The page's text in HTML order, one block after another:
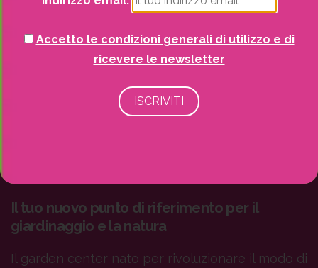
Vasi
Il tuo nuovo punto di riferimento per il
giardinaggio e la natura
Il garden center nato per rivoluzionare il modo di
Accetto le condizioni generali di utilizzo e di
ricevere le newsletter